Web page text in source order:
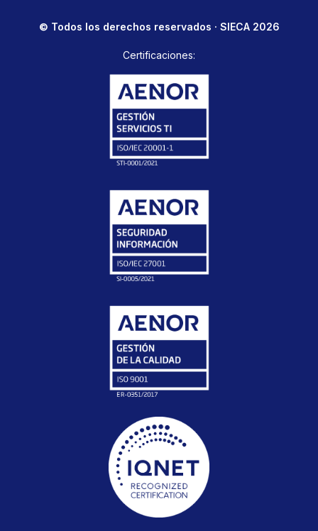
© Todos los derechos reservados · SIECA 2026
Certificaciones: